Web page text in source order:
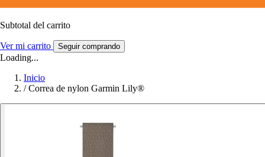
Subtotal del carrito
Ver mi carrito Seguir comprando
Loading...
Inicio
/ Correa de nylon Garmin Lily®